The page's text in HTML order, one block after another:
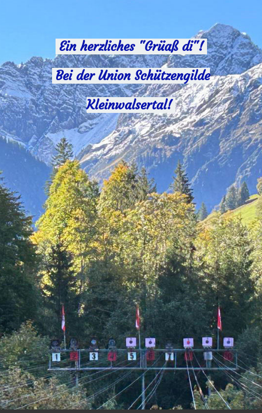
Ein herzliches "Grüaß di"!
Bei der Union Schützengilde
Kleinwalsertal!